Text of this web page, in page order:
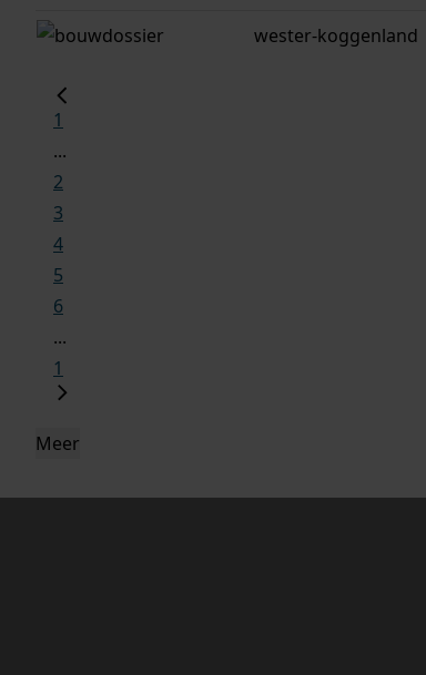
wester-koggenland
1
...
2
3
4
5
6
...
1
Meer